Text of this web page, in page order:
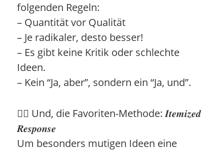
folgenden Regeln:
– Quantität vor Qualität
– Je radikaler, desto besser!
– Es gibt keine Kritik oder schlechte
Ideen.
– Kein “Ja, aber”, sondern ein “Ja, und”.
👉🏻 Und, die Favoriten-Methode: 𝑰𝒕𝒆𝒎𝒊𝒛𝒆𝒅
𝑹𝒆𝒔𝒑𝒐𝒏𝒔𝒆
Um besonders mutigen Ideen eine